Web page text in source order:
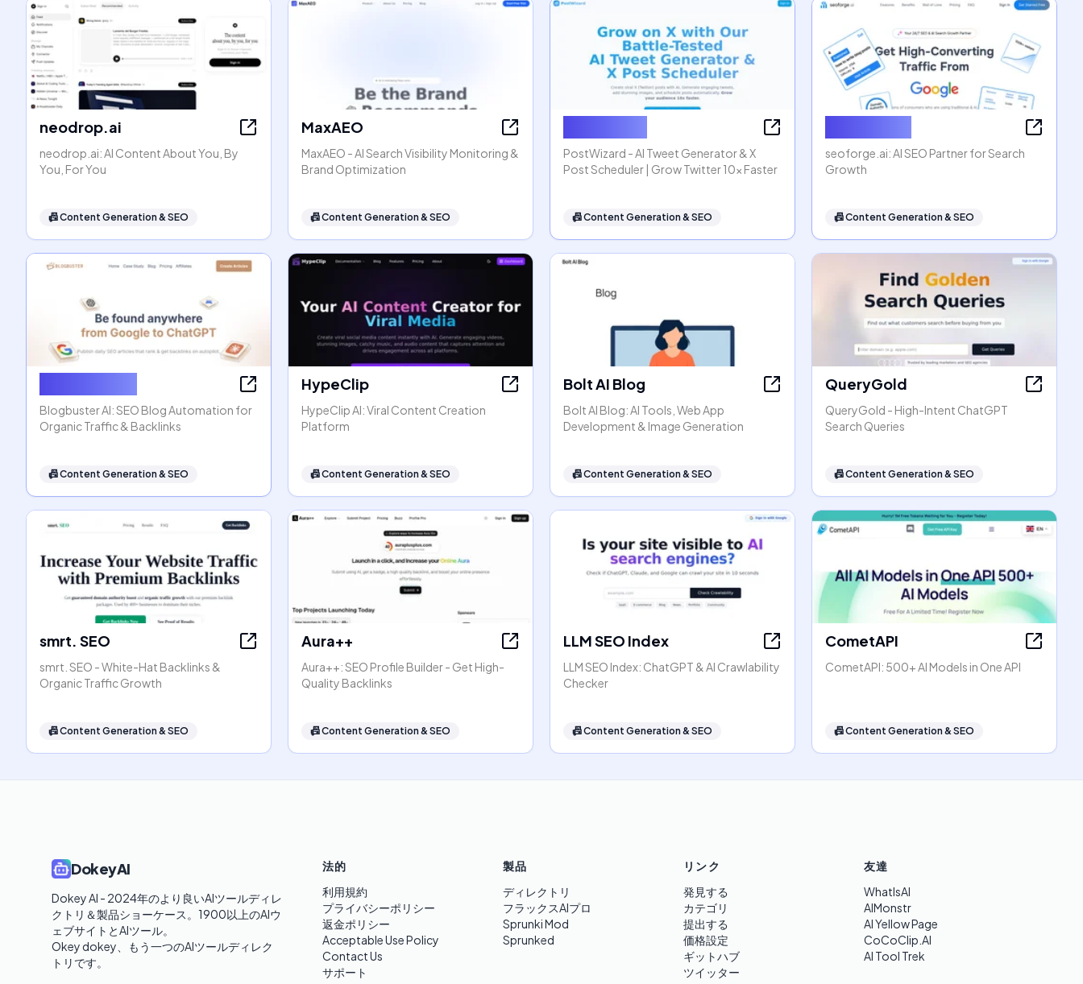
neodrop.ai
neodrop.ai: AI Content About You, By
You, For You
📠Content Generation & SEO
MaxAEO
MaxAEO - AI Search Visibility Monitoring &
Brand Optimization
📠Content Generation & SEO
PostWizard - AI Tweet Generator & X
Post Scheduler | Grow Twitter 10x Faster
📠Content Generation & SEO
seoforge.ai: AI SEO Partner for Search
Growth
📠Content Generation & SEO
Blogbuster AI: SEO Blog Automation for
Organic Traffic & Backlinks
📠Content Generation & SEO
HypeClip
HypeClip AI: Viral Content Creation
Platform
📠Content Generation & SEO
Bolt AI Blog
Bolt AI Blog: AI Tools, Web App
Development & Image Generation
📠Content Generation & SEO
QueryGold
QueryGold - High-Intent ChatGPT
Search Queries
📠Content Generation & SEO
smrt. SEO
smrt. SEO - White-Hat Backlinks &
Organic Traffic Growth
📠Content Generation & SEO
Aura++
Aura++: SEO Profile Builder - Get High-
Quality Backlinks
📠Content Generation & SEO
LLM SEO Index
LLM SEO Index: ChatGPT & AI Crawlability
Checker
📠Content Generation & SEO
CometAPI
CometAPI: 500+ AI Models in One API
📠Content Generation & SEO
DokeyAI
Dokey AI - 2024年のより良いAIツールディレ
クトリ＆製品ショーケース。1900以上のAIウ
ェブサイトとAIツール。
Okey dokey、もう一つのAIツールディレク
トリです。
法的
利用規約
プライバシーポリシー
返金ポリシー
Acceptable Use Policy
Contact Us
サポート
製品
ディレクトリ
フラックスAIプロ
Sprunki Mod
Sprunked
リンク
発見する
カテゴリ
提出する
価格設定
ギットハブ
ツイッター
友達
WhatIsAI
AIMonstr
AI Yellow Page
CoCoClip.AI
AI Tool Trek